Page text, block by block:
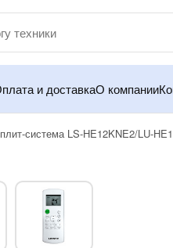
и доставкаО компании
система LS-HE12KNE2/LU-